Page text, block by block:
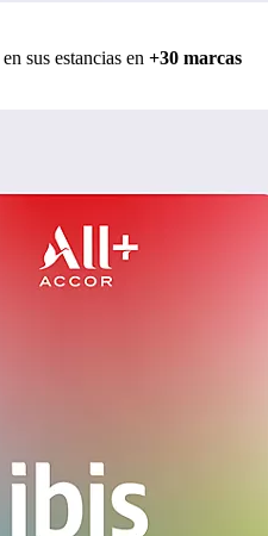
en sus estancias en +30 marcas